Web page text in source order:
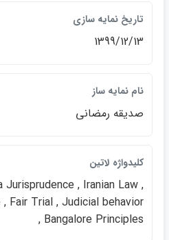
تاريخ نمايه سازي
1399/12/13
نام نمايه ساز
صديقه رمضاني
كليدواژه لاتين
, Iranian Law ,
Fair Trial , Judicial behavior
, Bangalore Principles